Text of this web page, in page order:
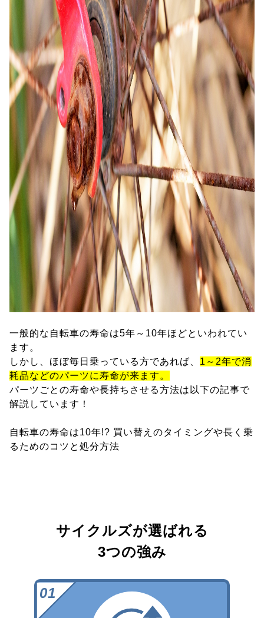
一般的な自転車の寿命は5年～10年ほどといわれてい
ます。
しかし、ほぼ毎日乗っている方であれば、 1～2年で消
耗品などのパーツに寿命が来ます。
パーツごとの寿命や長持ちさせる方法は以下の記事で
解説しています！
自転車の寿命は10年!? 買い替えのタイミングや長く乗
るためのコツと処分方法
サイクルズが選ばれる
3つの強み